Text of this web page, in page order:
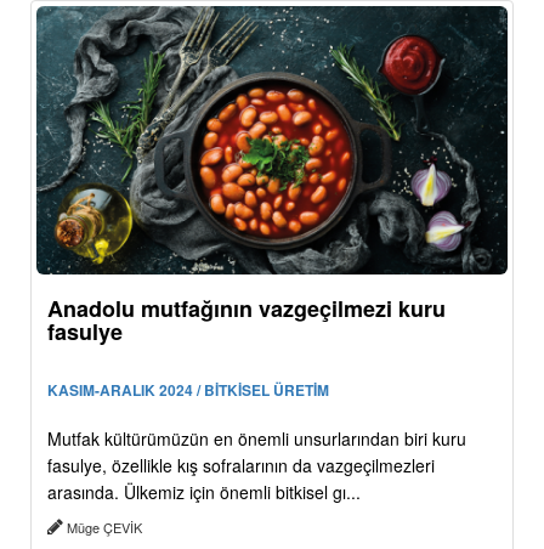
Anadolu mutfağının vazgeçilmezi kuru
fasulye
KASIM-ARALIK 2024 / BİTKİSEL ÜRETİM
Mutfak kültürümüzün en önemli unsurlarından biri kuru
fasulye, özellikle kış sofralarının da vazgeçilmezleri
arasında. Ülkemiz için önemli bitkisel gı...
Müge ÇEVİK